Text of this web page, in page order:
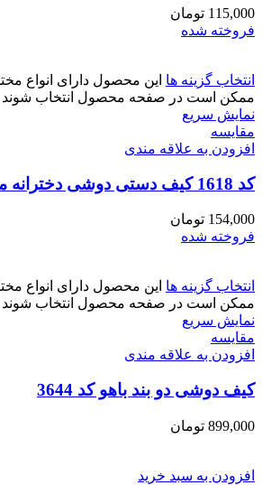
115,000 تومان
فروخته شده
انتخاب گزینه ها این محصول دارای انواع
ممکن است در صفحه محصول انتخاب شوند
نمایش سریع
مقايسه
افزودن به علاقه مندی
کد 1618 کیف دستی دوشی دخترانه مدل الینا
154,000 تومان
فروخته شده
انتخاب گزینه ها این محصول دارای انواع
ممکن است در صفحه محصول انتخاب شوند
نمایش سریع
مقايسه
افزودن به علاقه مندی
کیف دوشی دو بند باهو کد 3644
899,000 تومان
افزودن به سبد خرید